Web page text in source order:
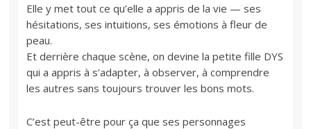
Elle y met tout ce qu’elle a appris de la vie — ses
hésitations, ses intuitions, ses émotions à fleur de
peau.
Et derrière chaque scène, on devine la petite fille DYS
qui a appris à s’adapter, à observer, à comprendre
les autres sans toujours trouver les bons mots.
C’est peut-être pour ça que ses personnages